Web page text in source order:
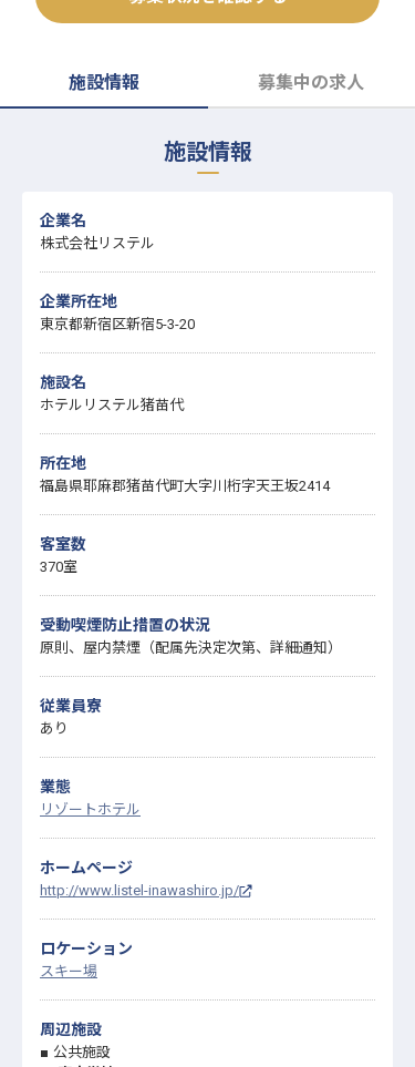
施設情報 募集中の求人
施設情報
企業名
株式会社リステル
企業所在地
東京都新宿区新宿5-3-20
施設名
ホテルリステル猪苗代
所在地
福島県耶麻郡猪苗代町大字川桁字天王坂2414
客室数
370室
受動喫煙防止措置の状況
原則、屋内禁煙（配属先決定次第、詳細通知）
従業員寮
あり
業態
リゾートホテル
ホームページ
http://www.listel-inawashiro.jp/
ロケーション
スキー場
周辺施設
公共施設